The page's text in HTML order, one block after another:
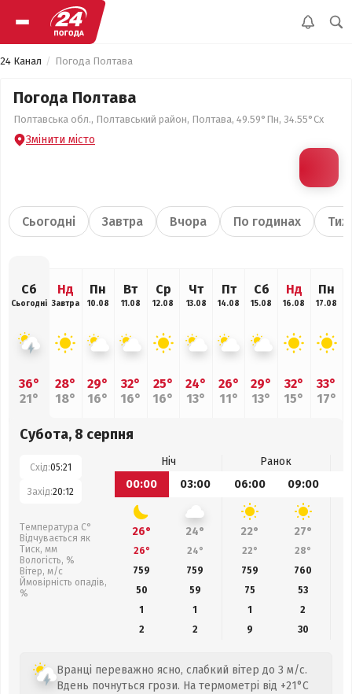
24 Канал Погода Полтава
Погода Полтава
Полтавська обл., Полтавський район, Полтава, 49.59°Пн, 34.55°Сх
Змінити місто
Сьогодні Завтра Вчора По годинах
Сб
Сьогодні
36°
21°
Нд
Завтра
28°
18°
Пн
10.08
29°
16°
Вт
11.08
32°
16°
Ср
12.08
25°
16°
Чт
13.08
24°
13°
Пт
14.08
26°
11°
Сб
15.08
29°
13°
Нд
16.08
32°
15°
Пн
17.08
33°
17°
Субота, 8 серпня
Схід:05:21
Захід:20:12
Температура С°
Відчувається як
Тиск, мм
Вологість, %
Вітер, м/с
Ймовірність опадів,
%
Ніч
Ранок
00:00
03:00 06:00 09:00
26° 24° 22° 27°
26° 24° 22° 28°
759
759 759 760
50
59 75 53
1
1 1
2
2
2 9 30
Вранці переважно ясно, слабкий вітер до 3 м/с.
Вдень почнуться грози. На термометрі від +21°C